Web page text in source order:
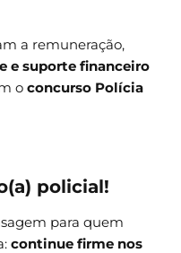
a remuneração,
e suporte financeiro
o concurso Polícia
policial!
para quem
continue firme nos